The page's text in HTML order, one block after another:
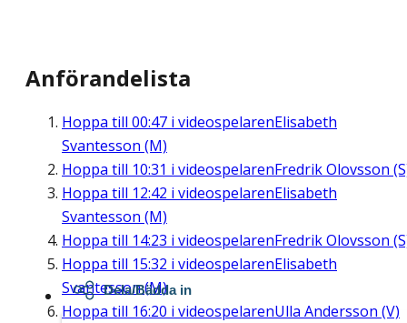
Anförandelista
Hoppa till 00:47 i videospelarenElisabeth
Svantesson (M)
Hoppa till 10:31 i videospelarenFredrik Olovsson
Hoppa till 12:42 i videospelarenElisabeth
Svantesson (M)
Hoppa till 14:23 i videospelarenFredrik Olovsson
Hoppa till 15:32 i videospelarenElisabeth
Svantesson (M)
Hoppa till 16:20 i videospelarenUlla Andersson (V)
Dela/Bädda in